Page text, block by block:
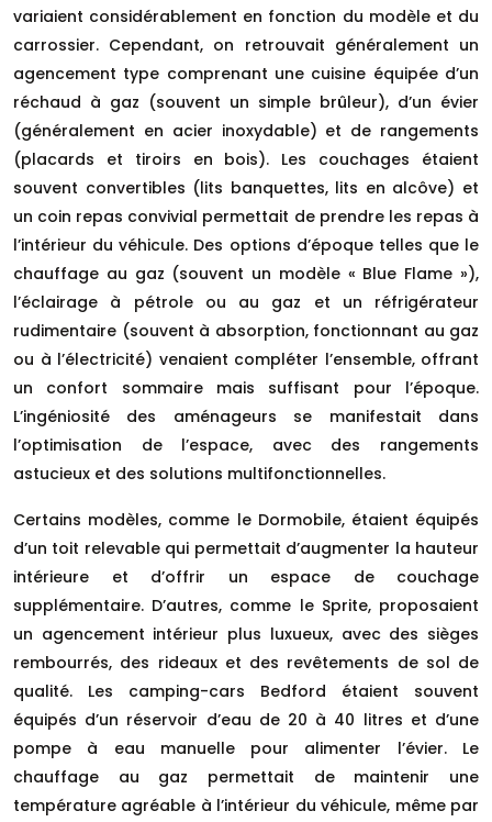
variaient considérablement en fonction du modèle et du
carrossier. Cependant, on retrouvait généralement un
agencement type comprenant une cuisine équipée d’un
réchaud à gaz (souvent un simple brûleur), d’un évier
(généralement en acier inoxydable) et de rangements
(placards et tiroirs en bois). Les couchages étaient
souvent convertibles (lits banquettes, lits en alcôve) et
un coin repas convivial permettait de prendre les repas à
l’intérieur du véhicule. Des options d’époque telles que le
chauffage au gaz (souvent un modèle « Blue Flame »),
l’éclairage à pétrole ou au gaz et un réfrigérateur
rudimentaire (souvent à absorption, fonctionnant au gaz
ou à l’électricité) venaient compléter l’ensemble, offrant
un confort sommaire mais suffisant pour l’époque.
L’ingéniosité des aménageurs se manifestait dans
l’optimisation de l’espace, avec des rangements
astucieux et des solutions multifonctionnelles.
Certains modèles, comme le Dormobile, étaient équipés
d’un toit relevable qui permettait d’augmenter la hauteur
intérieure et d’offrir un espace de couchage
supplémentaire. D’autres, comme le Sprite, proposaient
un agencement intérieur plus luxueux, avec des sièges
rembourrés, des rideaux et des revêtements de sol de
qualité. Les camping-cars Bedford étaient souvent
équipés d’un réservoir d’eau de 20 à 40 litres et d’une
pompe à eau manuelle pour alimenter l’évier. Le
chauffage au gaz permettait de maintenir une
température agréable à l’intérieur du véhicule, même par